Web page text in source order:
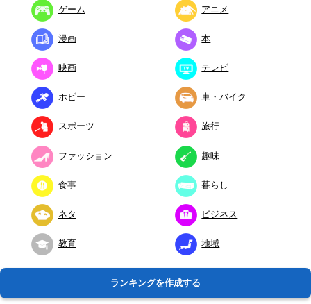
ゲーム アニメ
漫画 本
映画 テレビ
ホビー 車・バイク
スポーツ 旅行
ファッション 趣味
食事 暮らし
ネタ ビジネス
教育 地域
ランキングを作成する